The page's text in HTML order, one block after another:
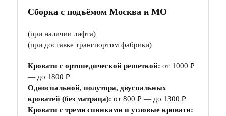
Сборка с подъёмом Москва и МО
(при наличии лифта)
(при доставке транспортом фабрики)
Кровати с ортопедической решеткой: от 1000 ₽
— до 1800 ₽
Односпальной, полутора, двуспальных
кроватей (без матраца): от 800 ₽ — до 1300 ₽
Кровати с тремя спинками и угловые кровати: